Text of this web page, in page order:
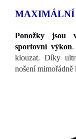
MAXIMÁLNÍ
Ponožky jsou
sportovní výkon.
klouzat. Díky
nošení